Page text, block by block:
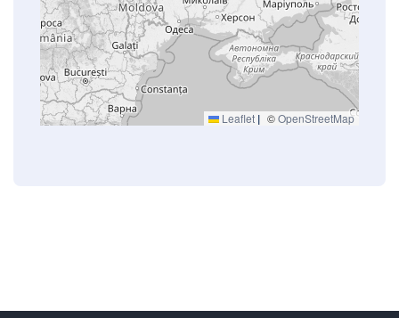
Leaflet | ©OpenStreetMap